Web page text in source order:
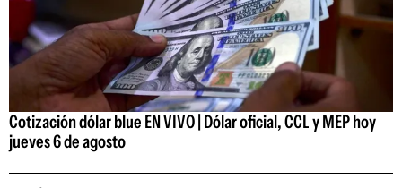
Cotización dólar blue EN VIVO | Dólar oficial, CCL y MEP hoy
jueves 6 de agosto